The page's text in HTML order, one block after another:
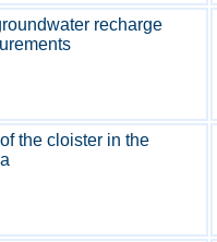
recharge
the cloister in the